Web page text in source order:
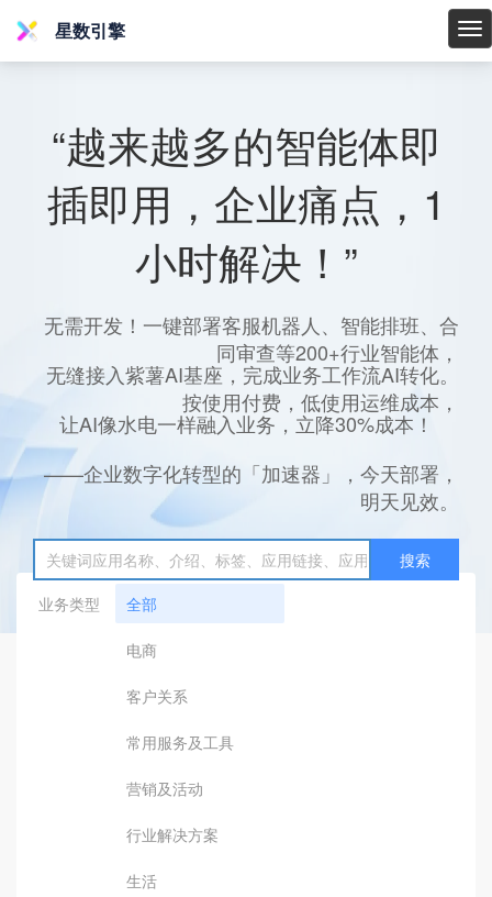
星
星数引擎
“越来越多的智能体即
插即用，企业痛点，1
小时解决！”
无需开发！一键部署客服机器人、智能排班、合
同审查等200+行业智能体，
无缝接入紫薯AI基座，完成业务工作流AI转化。
按使用付费，低使用运维成本，
让AI像水电一样融入业务，立降30%成本！
——企业数字化转型的「加速器」，今天部署，
明天见效。
搜索
业务类型
全部
电商
客户关系
常用服务及工具
营销及活动
行业解决方案
生活